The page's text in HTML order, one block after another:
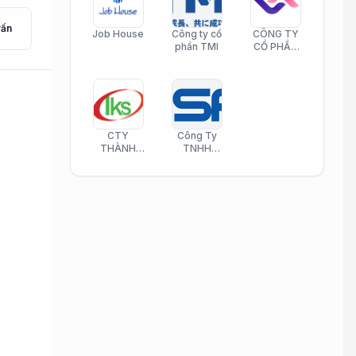
Job House
Công ty cổ
phần TMI
CÔNG TY
CỔ PHẦN
CTY
THÀNH
PHAMATECH
Công Ty
TNHH
Phần Mềm